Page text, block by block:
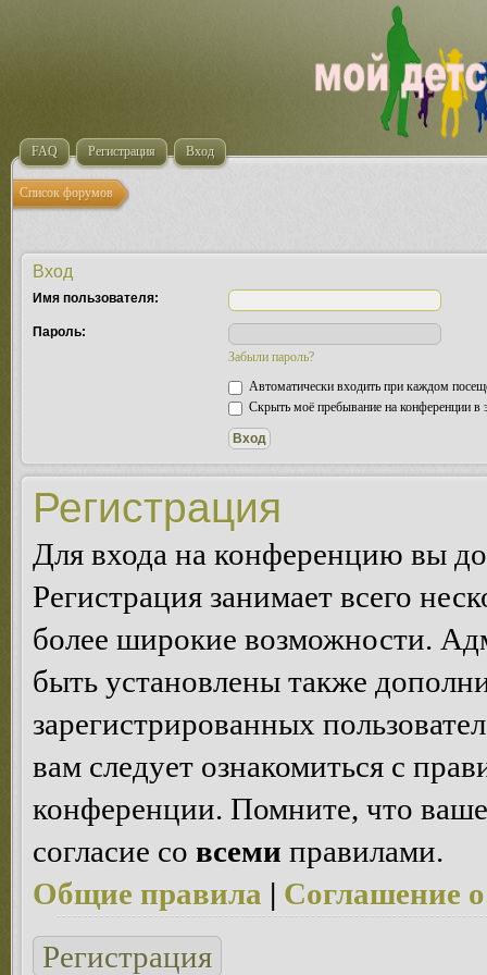
FAQ Регистрация Вход
Список форумов
Вход
Имя пользователя:
Пароль:
Забыли пароль?
Автоматически входить при каждом
Скрыть моё пребывание на конференции в
Регистрация
Для входа на конференцию вы
Регистрация занимает всего
более широкие возможности.
быть установлены также
зарегистрированных
вам следует ознакомиться с
конференции. Помните, что
согласие со всеми правилами.
Общие правила | Соглашение
Регистрация